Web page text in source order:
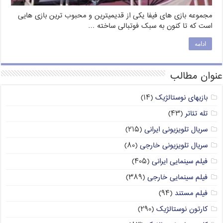
مجموعه بازی های فیفا یکی از قدیمیترین و محبوب ترین بازی هایی
است که تا کنون به سبک فوتبالی ساخته …
ادامه
عنوان مطالب
بازیهای نوستالژیک (۱۴)
تله تئاتر (۴۳)
سریال تلویزیونی ایرانی (۲۱۵)
سریال تلویزیونی خارجی (۸۰)
فیلم سینمایی ایرانی (۴۰۵)
فیلم سینمایی خارجی (۳۸۹)
فیلم مستند (۹۴)
کارتون نوستالژیک (۲۹۰)